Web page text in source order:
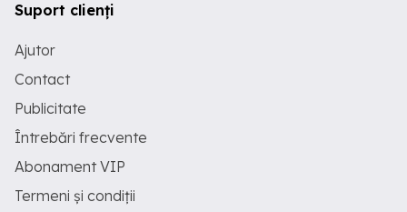
Suport clienți
Ajutor
Contact
Publicitate
Întrebări frecvente
Abonament VIP
Termeni și condiții